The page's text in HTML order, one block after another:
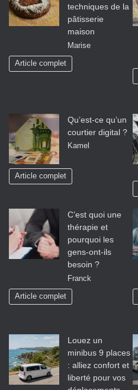
techniques de la
pâtisserie
maison
Marise
Article complet
Qu’est-ce qu’un
courtier digital ?
Kamel
Article complet
C’est quoi une
thérapie et
pourquoi les
gens-ont-ils
besoin ?
Franck
Article complet
Louez un
minibus 9 places
: alliez confort et
liberté pour vos